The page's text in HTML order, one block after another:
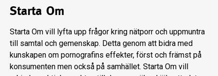
Starta Om
Starta Om vill lyfta upp frågor kring nätporr och uppmuntra
till samtal och gemenskap. Detta genom att bidra med
kunskapen om pornografins effekter, först och främst på
konsumenten men också på samhället. Starta Om vill